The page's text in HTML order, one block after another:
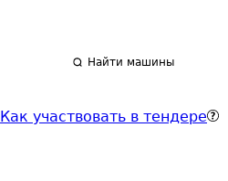
Найти машины
Как участвовать в тендере